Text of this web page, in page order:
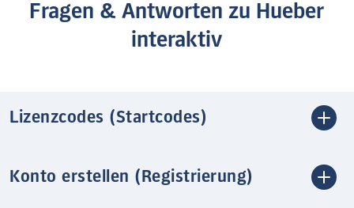
Fragen & Antworten zu Hueber
interaktiv
Lizenzcodes (Startcodes)
Konto erstellen (Registrierung)